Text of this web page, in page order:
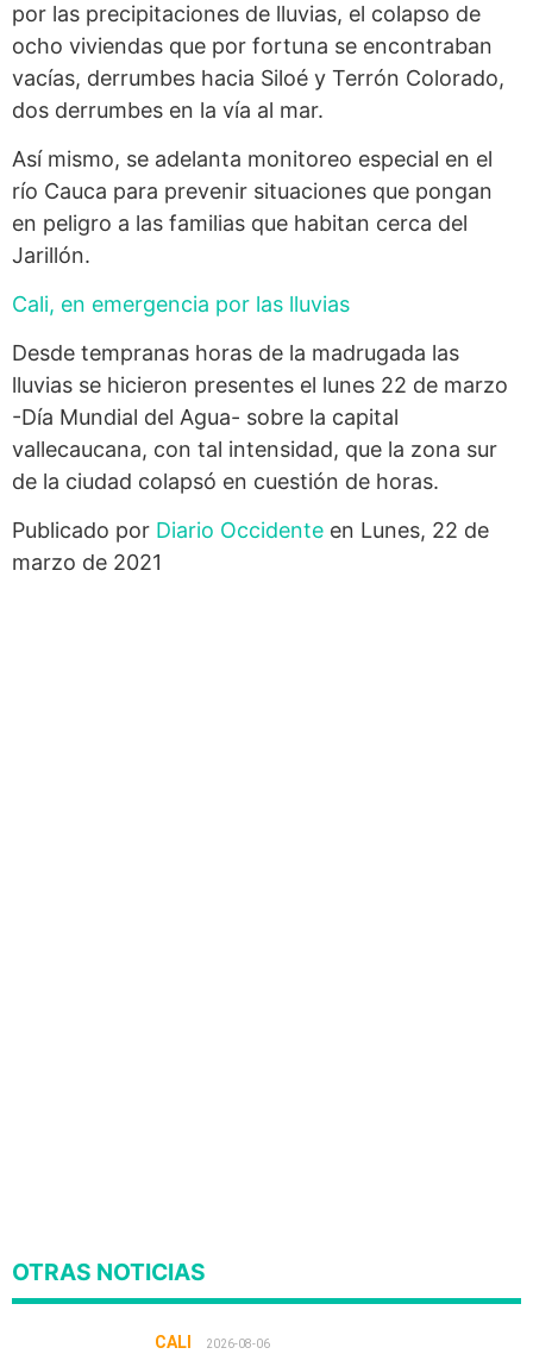
por las precipitaciones de lluvias, el colapso de
ocho viviendas que por fortuna se encontraban
vacías, derrumbes hacia Siloé y Terrón Colorado,
dos derrumbes en la vía al mar.
Así mismo, se adelanta monitoreo especial en el
río Cauca para prevenir situaciones que pongan
en peligro a las familias que habitan cerca del
Jarillón.
Cali, en emergencia por las lluvias
Desde tempranas horas de la madrugada las
lluvias se hicieron presentes el lunes 22 de marzo
-Día Mundial del Agua- sobre la capital
vallecaucana, con tal intensidad, que la zona sur
de la ciudad colapsó en cuestión de horas.
Publicado por Diario Occidente en Lunes, 22 de
marzo de 2021
OTRAS NOTICIAS
CALI 2026-08-06